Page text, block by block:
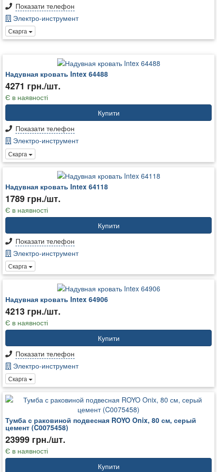
Показати телефон
Электро-инструмент
Скарга
Надувная кровать Intex 64488
4271 грн./шт.
Є в наявності
Купити
Показати телефон
Электро-инструмент
Скарга
Надувная кровать Intex 64118
1789 грн./шт.
Є в наявності
Купити
Показати телефон
Электро-инструмент
Скарга
Надувная кровать Intex 64906
4213 грн./шт.
Є в наявності
Купити
Показати телефон
Электро-инструмент
Скарга
Тумба с раковиной подвесная ROYO Onix, 80 см, серый
цемент (C0075458)
23999 грн./шт.
Є в наявності
Купити